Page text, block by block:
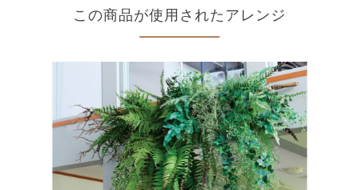
この商品が使用されたアレンジ